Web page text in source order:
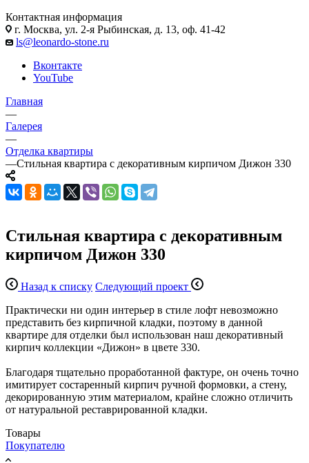
Контактная информация
г. Москва, ул. 2-я Рыбинская, д. 13, оф. 41-42
ls@leonardo-stone.ru
Вконтакте
YouTube
Главная
—
Галерея
—
Отделка квартиры
—Стильная квартира с декоративным кирпичом Дижон 330
Стильная квартира с декоративным
кирпичом Дижон 330
Назад к списку Следующий проект
Практически ни один интерьер в стиле лофт невозможно
представить без кирпичной кладки, поэтому в данной
квартире для отделки был использован наш декоративный
кирпич коллекции «Дижон» в цвете 330.
Благодаря тщательно проработанной фактуре, он очень точно
имитирует состаренный кирпич ручной формовки, а стену,
декорированную этим материалом, крайне сложно отличить
от натуральной реставрированной кладки.
Товары
Покупателю